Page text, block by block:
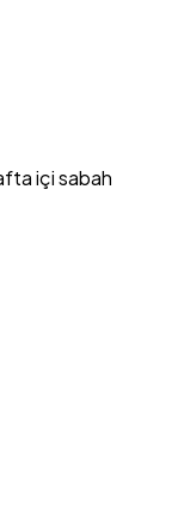
içi sabah